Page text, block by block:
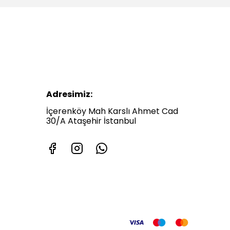
Adresimiz:
İçerenköy Mah Karslı Ahmet Cad
30/A Ataşehir İstanbul